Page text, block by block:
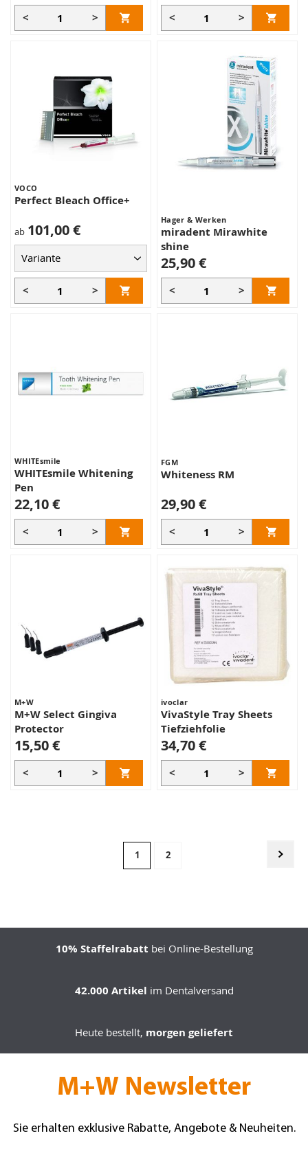
< > < >
VOCO
Perfect Bleach Office+
ab 101,00 €
< >
Hager & Werken
miradent Mirawhite
shine
25,90 €
< >
WHITEsmile
WHITEsmile Whitening
Pen
22,10 €
< >
FGM
Whiteness RM
29,90 €
< >
M+W
M+W Select Gingiva
Protector
15,50 €
< >
ivoclar
VivaStyle Tray Sheets
Tiefziehfolie
34,70 €
< >
Sie
Seite
1 Seite
2 Seite
10% Staffelrabatt bei Online-Bestellung
42.000 Artikel im Dentalversand
Heute bestellt, morgen geliefert
M+W Newsletter
Sie erhalten exklusive Rabatte, Angebote & Neuheiten.